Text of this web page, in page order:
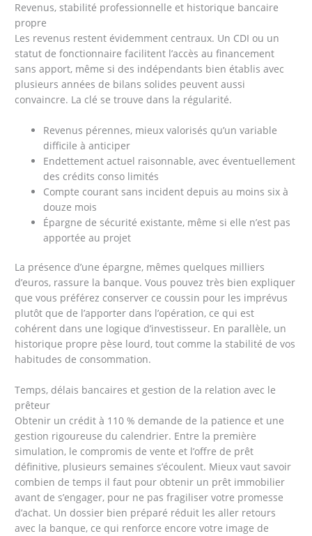
Revenus, stabilité professionnelle et historique bancaire
propre
Les revenus restent évidemment centraux. Un CDI ou un
statut de fonctionnaire facilitent l’accès au financement
sans apport, même si des indépendants bien établis avec
plusieurs années de bilans solides peuvent aussi
convaincre. La clé se trouve dans la régularité.
Revenus pérennes, mieux valorisés qu’un variable
difficile à anticiper
Endettement actuel raisonnable, avec éventuellement
des crédits conso limités
Compte courant sans incident depuis au moins six à
douze mois
Épargne de sécurité existante, même si elle n’est pas
apportée au projet
La présence d’une épargne, mêmes quelques milliers
d’euros, rassure la banque. Vous pouvez très bien expliquer
que vous préférez conserver ce coussin pour les imprévus
plutôt que de l’apporter dans l’opération, ce qui est
cohérent dans une logique d’investisseur. En parallèle, un
historique propre pèse lourd, tout comme la stabilité de vos
habitudes de consommation.
Temps, délais bancaires et gestion de la relation avec le
prêteur
Obtenir un crédit à 110 % demande de la patience et une
gestion rigoureuse du calendrier. Entre la première
simulation, le compromis de vente et l’offre de prêt
définitive, plusieurs semaines s’écoulent. Mieux vaut savoir
combien de temps il faut pour obtenir un prêt immobilier
avant de s’engager, pour ne pas fragiliser votre promesse
d’achat. Un dossier bien préparé réduit les aller retours
avec la banque, ce qui renforce encore votre image de